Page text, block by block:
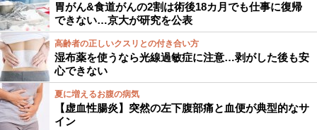
胃がん&食道がんの2割は術後18カ月でも仕事に復帰
できない…京大が研究を公表
高齢者の正しいクスリとの付き合い方
湿布薬を使うなら光線過敏症に注意…剥がした後も安
心できない
夏に増えるお腹の病気
【虚血性腸炎】突然の左下腹部痛と血便が典型的なサ
イン